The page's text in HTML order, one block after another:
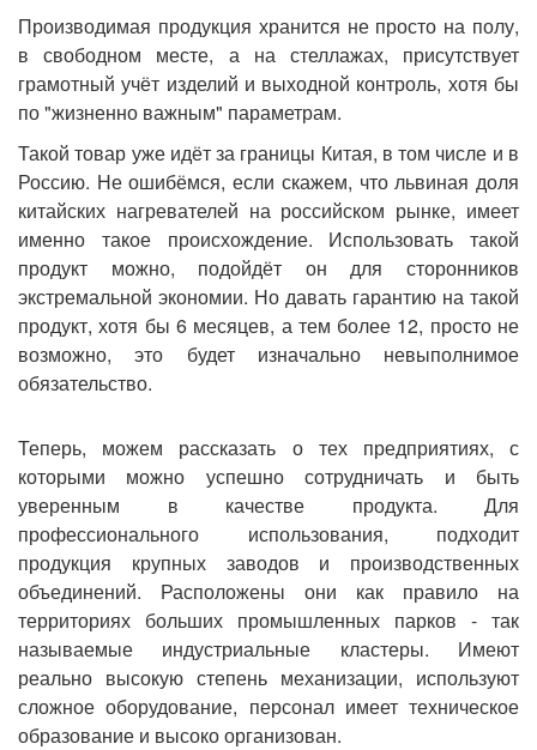
Производимая продукция хранится не просто на полу,
в свободном месте, а на стеллажах, присутствует
грамотный учёт изделий и выходной контроль, хотя бы
по "жизненно важным" параметрам.
Такой товар уже идёт за границы Китая, в том числе и в
Россию. Не ошибёмся, если скажем, что львиная доля
китайских нагревателей на российском рынке, имеет
именно такое происхождение. Использовать такой
продукт можно, подойдёт он для сторонников
экстремальной экономии. Но давать гарантию на такой
продукт, хотя бы 6 месяцев, а тем более 12, просто не
возможно, это будет изначально невыполнимое
обязательство.
Теперь, можем рассказать о тех предприятиях, с
которыми можно успешно сотрудничать и быть
уверенным в качестве продукта. Для
профессионального использования, подходит
продукция крупных заводов и производственных
объединений. Расположены они как правило на
территориях больших промышленных парков - так
называемые индустриальные кластеры. Имеют
реально высокую степень механизации, используют
сложное оборудование, персонал имеет техническое
образование и высоко организован.